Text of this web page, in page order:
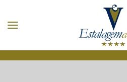
Skip to main content